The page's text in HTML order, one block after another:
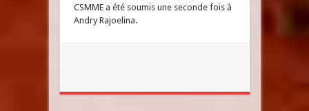
CSMME a été soumis une seconde fois à
Andry Rajoelina.